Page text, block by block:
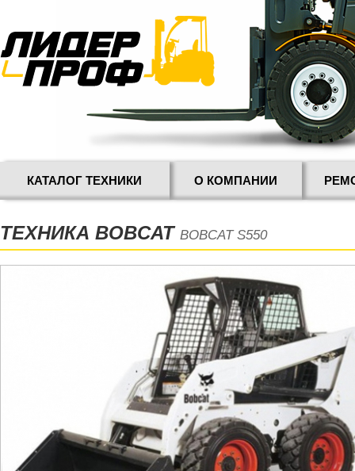
КАТАЛОГ ТЕХНИКИ О КОМПАНИИ
ТЕХНИКА BOBCAT BOBCAT S550